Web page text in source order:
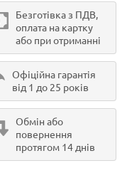
Безготівка з ПДВ,
оплата на картку
або при отриманні
Офіційна гарантія
від 1 до 25 років
Обмін або
повернення
протягом 14 днів